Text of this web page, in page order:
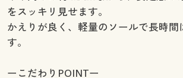
をスッキリ見せます。
かえりが良く、軽量のソールで長時間
す。
ーこだわりPOINTー